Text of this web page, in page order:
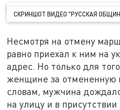
СКРИНШОТ ВИДЕО "РУССКАЯ
Несмотря на отмену
равно приехал к ним на
адрес. Но только для
женщине за отмененную
словам, мужчина
на улицу и в